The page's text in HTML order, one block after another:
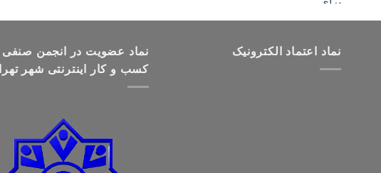
تومان499,000
نماد اعتماد الکترونیک
نماد عضویت در انجمن صنفی
کسب و کار اینترنتی شهر